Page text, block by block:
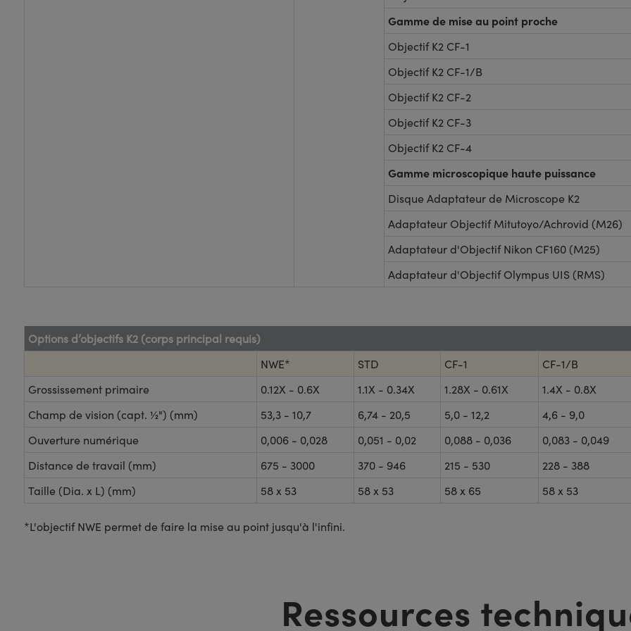
Gamme de mise au point proche
Objectif K2 CF-1
Objectif K2 CF-1/B
Objectif K2 CF-2
Objectif K2 CF-3
Objectif K2 CF-4
Gamme microscopique haute puissance
Disque Adaptateur de Microscope K2
Adaptateur Objectif Mitutoyo/Achrovid (M26)
Adaptateur d'Objectif Nikon CF160 (M25)
Adaptateur d'Objectif Olympus UIS (RMS)
Options d’objectifs K2 (corps principal requis)
NWE*
STD CF-1
CF-1/B
Grossissement primaire
0.12X - 0.6X 1.1X - 0.34X 1.28X - 0.61X
1.4X - 0.8X
Champ de vision (capt. ½") (mm)
53,3 - 10,7 6,74 - 20,5 5,0 - 12,2
4,6 - 9,0
Ouverture numérique
0,006 - 0,028 0,051 - 0,02 0,088 - 0,036
0,083 - 0,049
Distance de travail (mm)
675 - 3000 370 - 946 215 - 530
228 - 388
Taille (Dia. x L) (mm)
58 x 53 58 x 53 58 x 65 58 x 53
*L'objectif NWE permet de faire la mise au point jusqu'à l'infini.
Ressources